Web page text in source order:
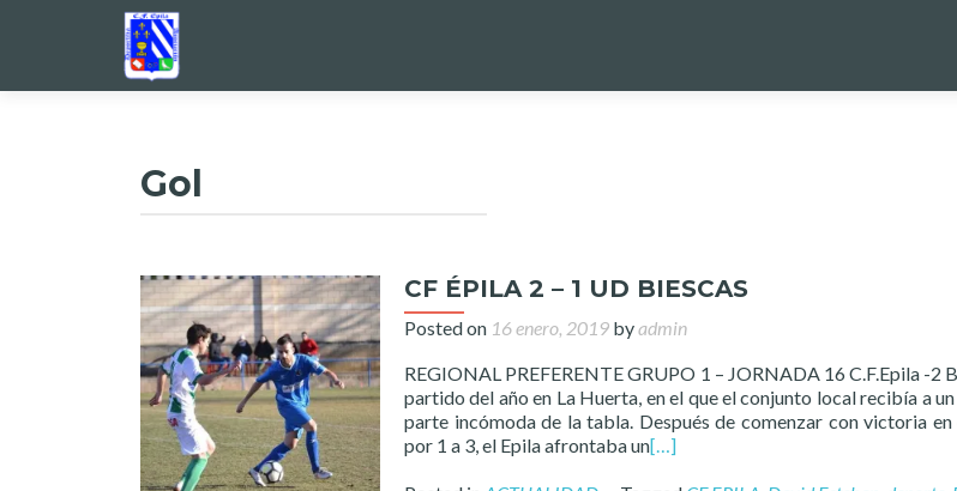
Gol
CF ÉPILA 2 – 1 UD BIESCAS
Posted on 16 enero, 2019 byadmin
REGIONAL PREFERENTE GRUPO 1 – JORNADA 16 C.F.Epila -2
partido del año en La Huerta, en el que el conjunto local recibía a
parte incómoda de la tabla. Después de comenzar con victoria
por 1 a 3, el Epila afrontaba un[…]